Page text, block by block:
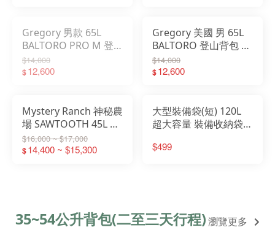
Gregory 男款 65L
BALTORO PRO M 登
山背包 後背包 鱷魚綠
GG142930
$14,000
$12,600
Gregory 美國 男 65L
BALTORO 登山背包 後
背包攻頂包 M
GG142440
$14,000
$12,600
Mystery Ranch 神秘農
場 SAWTOOTH 45L 狩
獵包 擴充系統 叢林迷
彩 綠灰 61187
$16,000 ~ $17,000
$14,400 ~ $15,300
大型裝備袋(短) 120L
超大容量 裝備收納袋
外出 旅遊 BG-016
$499
35~54公升背包(二至三天行程)瀏覽更多